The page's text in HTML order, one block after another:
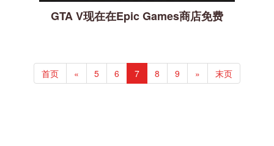
GTA V现在在Epic Games商店免费
首页 « 5 6 7 8 9 » 末页